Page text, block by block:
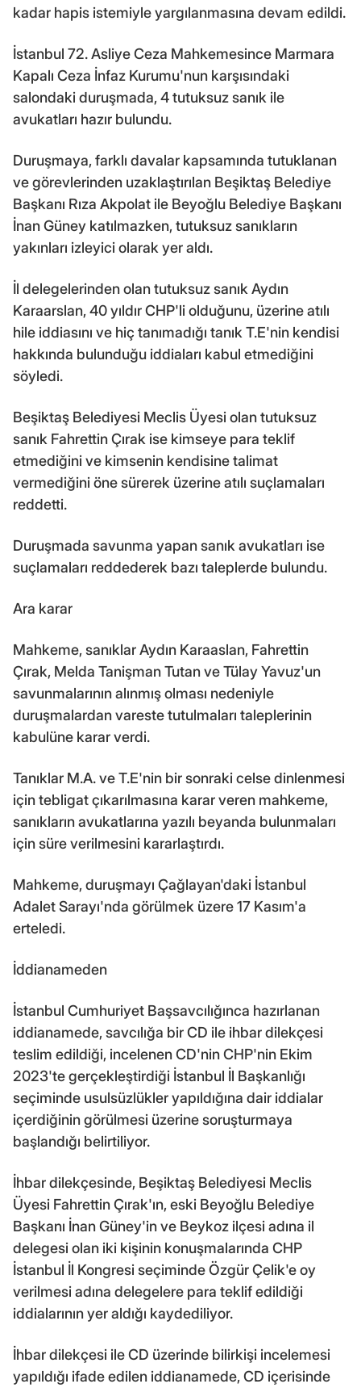
kadar hapis istemiyle yargılanmasına devam edildi.
İstanbul 72. Asliye Ceza Mahkemesince Marmara
Kapalı Ceza İnfaz Kurumu'nun karşısındaki
salondaki duruşmada, 4 tutuksuz sanık ile
avukatları hazır bulundu.
Duruşmaya, farklı davalar kapsamında tutuklanan
ve görevlerinden uzaklaştırılan Beşiktaş Belediye
Başkanı Rıza Akpolat ile Beyoğlu Belediye Başkanı
İnan Güney katılmazken, tutuksuz sanıkların
yakınları izleyici olarak yer aldı.
İl delegelerinden olan tutuksuz sanık Aydın
Karaarslan, 40 yıldır CHP'li olduğunu, üzerine atılı
hile iddiasını ve hiç tanımadığı tanık T.E'nin kendisi
hakkında bulunduğu iddiaları kabul etmediğini
söyledi.
Beşiktaş Belediyesi Meclis Üyesi olan tutuksuz
sanık Fahrettin Çırak ise kimseye para teklif
etmediğini ve kimsenin kendisine talimat
vermediğini öne sürerek üzerine atılı suçlamaları
reddetti.
Duruşmada savunma yapan sanık avukatları ise
suçlamaları reddederek bazı taleplerde bulundu.
Ara karar
Mahkeme, sanıklar Aydın Karaaslan, Fahrettin
Çırak, Melda Tanişman Tutan ve Tülay Yavuz'un
savunmalarının alınmış olması nedeniyle
duruşmalardan vareste tutulmaları taleplerinin
kabulüne karar verdi.
Tanıklar M.A. ve T.E'nin bir sonraki celse dinlenmesi
için tebligat çıkarılmasına karar veren mahkeme,
sanıkların avukatlarına yazılı beyanda bulunmaları
için süre verilmesini kararlaştırdı.
Mahkeme, duruşmayı Çağlayan'daki İstanbul
Adalet Sarayı'nda görülmek üzere 17 Kasım'a
erteledi.
İddianameden
İstanbul Cumhuriyet Başsavcılığınca hazırlanan
iddianamede, savcılığa bir CD ile ihbar dilekçesi
teslim edildiği, incelenen CD'nin CHP'nin Ekim
2023'te gerçekleştirdiği İstanbul İl Başkanlığı
seçiminde usulsüzlükler yapıldığına dair iddialar
içerdiğinin görülmesi üzerine soruşturmaya
başlandığı belirtiliyor.
İhbar dilekçesinde, Beşiktaş Belediyesi Meclis
Üyesi Fahrettin Çırak'ın, eski Beyoğlu Belediye
Başkanı İnan Güney'in ve Beykoz ilçesi adına il
delegesi olan iki kişinin konuşmalarında CHP
İstanbul İl Kongresi seçiminde Özgür Çelik'e oy
verilmesi adına delegelere para teklif edildiği
iddialarının yer aldığı kaydediliyor.
İhbar dilekçesi ile CD üzerinde bilirkişi incelemesi
yapıldığı ifade edilen iddianamede, CD içerisinde